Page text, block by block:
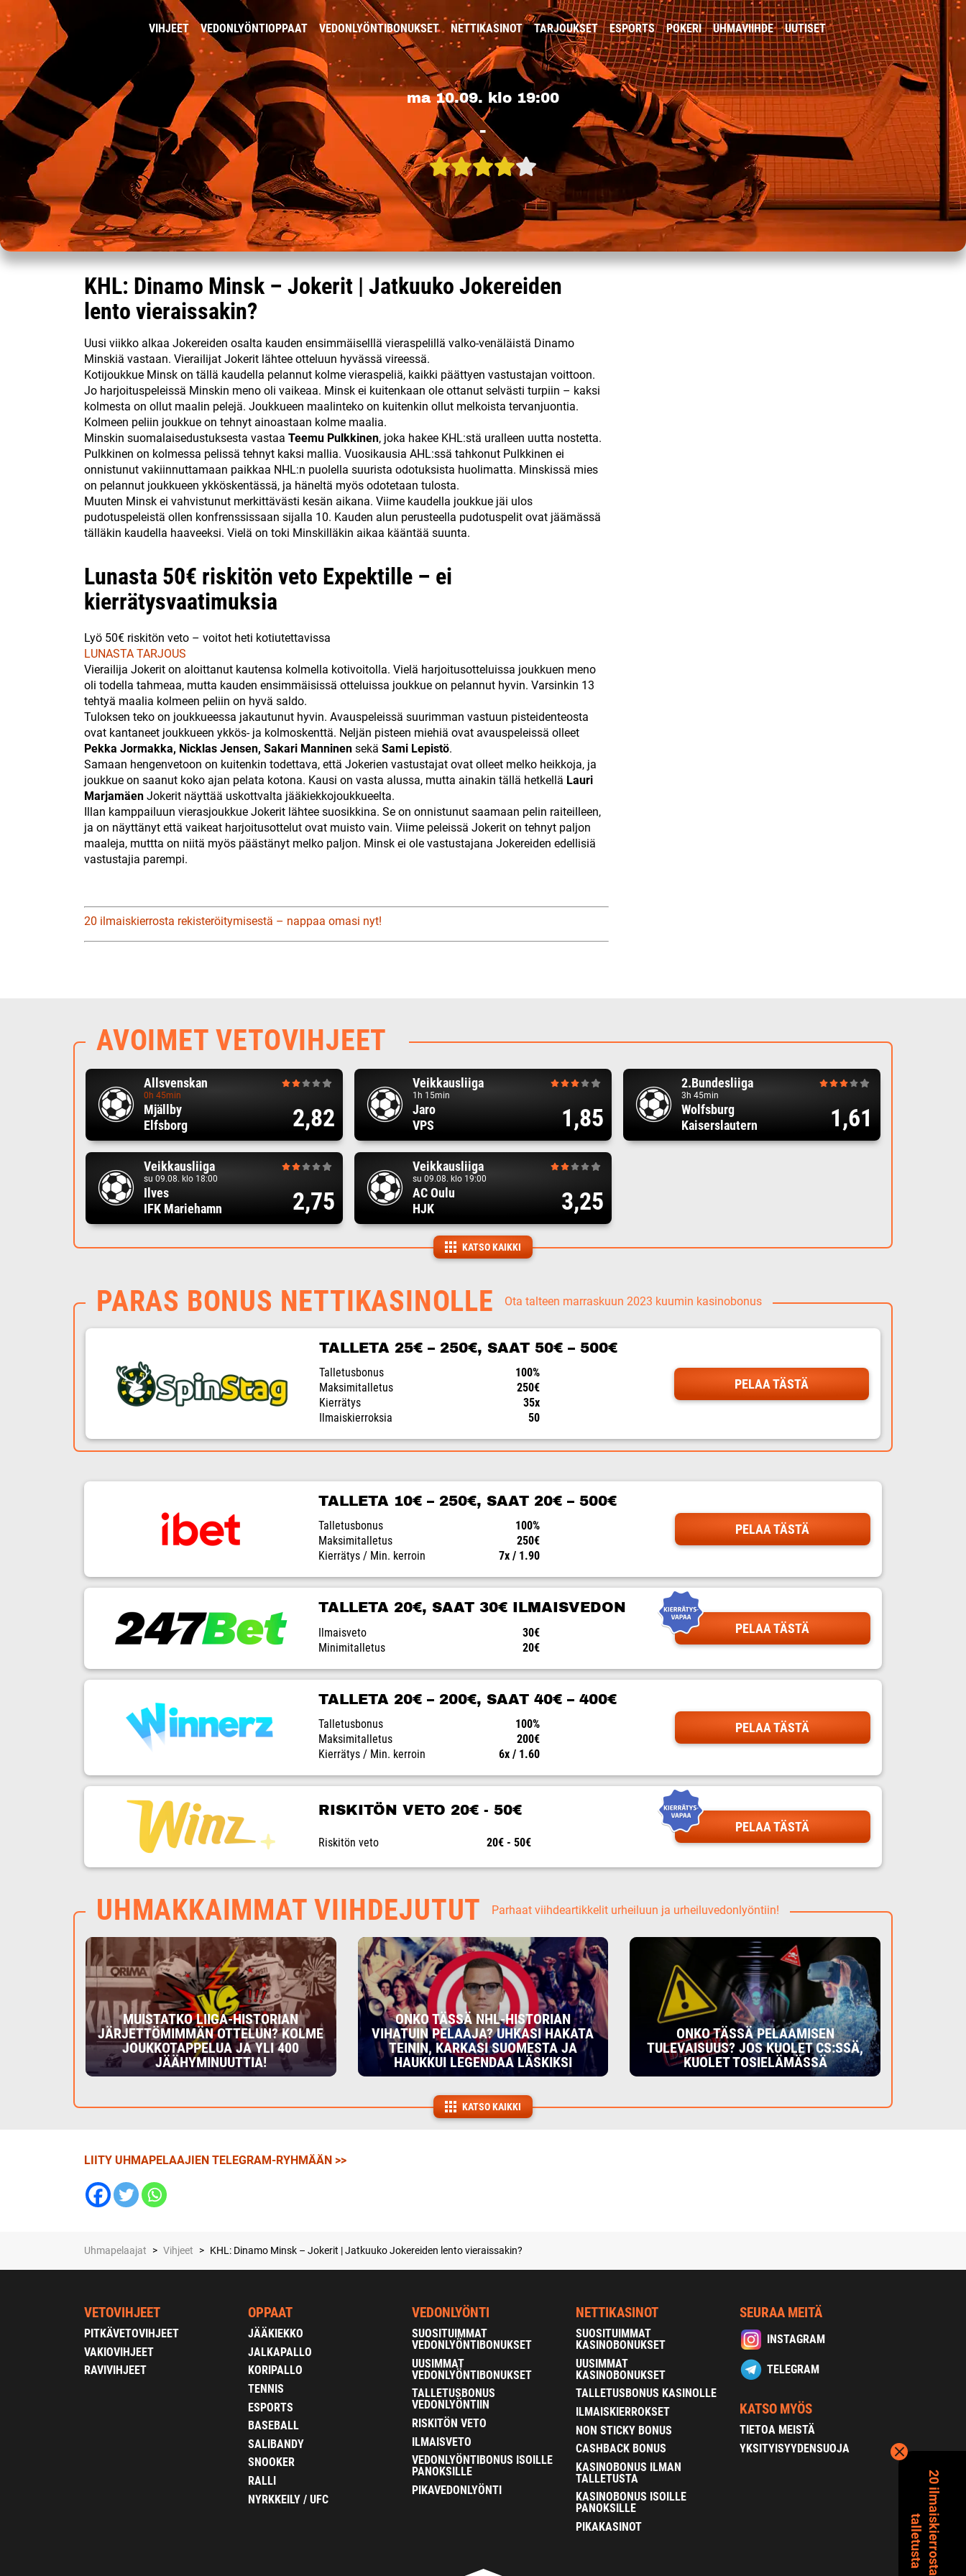
VIHJEET VEDONLYÖNTIOPPAAT VEDONLYÖNTIBONUKSET NETTIKASINOT TARJOUKSET ESPORTS POKERI UHMAVIIHDE UUTISET
ma 10.09. klo 19:00
-
KHL: Dinamo Minsk – Jokerit | Jatkuuko Jokereiden
lento vieraissakin?
Uusi viikko alkaa Jokereiden osalta kauden ensimmäiselllä vieraspelillä valko-venäläistä Dinamo
Minskiä vastaan. Vierailijat Jokerit lähtee otteluun hyvässä vireessä.
Kotijoukkue Minsk on tällä kaudella pelannut kolme vieraspeliä, kaikki päättyen vastustajan voittoon.
Jo harjoituspeleissä Minskin meno oli vaikeaa. Minsk ei kuitenkaan ole ottanut selvästi turpiin – kaksi
kolmesta on ollut maalin pelejä. Joukkueen maalinteko on kuitenkin ollut melkoista tervanjuontia.
Kolmeen peliin joukkue on tehnyt ainoastaan kolme maalia.
Minskin suomalaisedustuksesta vastaa Teemu Pulkkinen, joka hakee KHL:stä uralleen uutta nostetta.
Pulkkinen on kolmessa pelissä tehnyt kaksi mallia. Vuosikausia AHL:ssä tahkonut Pulkkinen ei
onnistunut vakiinnuttamaan paikkaa NHL:n puolella suurista odotuksista huolimatta. Minskissä mies
on pelannut joukkueen ykköskentässä, ja häneltä myös odotetaan tulosta.
Muuten Minsk ei vahvistunut merkittävästi kesän aikana. Viime kaudella joukkue jäi ulos
pudotuspeleistä ollen konfrenssissaan sijalla 10. Kauden alun perusteella pudotuspelit ovat jäämässä
tälläkin kaudella haaveeksi. Vielä on toki Minskilläkin aikaa kääntää suunta.
Lunasta 50€ riskitön veto Expektille – ei
kierrätysvaatimuksia
Lyö 50€ riskitön veto – voitot heti kotiutettavissa
LUNASTA TARJOUS
Vierailija Jokerit on aloittanut kautensa kolmella kotivoitolla. Vielä harjoitusotteluissa joukkuen meno
oli todella tahmeaa, mutta kauden ensimmäisissä otteluissa joukkue on pelannut hyvin. Varsinkin 13
tehtyä maalia kolmeen peliin on hyvä saldo.
Tuloksen teko on joukkueessa jakautunut hyvin. Avauspeleissä suurimman vastuun pisteidenteosta
ovat kantaneet joukkueen ykkös- ja kolmoskenttä. Neljän pisteen miehiä ovat avauspeleissä olleet
Pekka Jormakka, Nicklas Jensen, Sakari Manninen sekä Sami Lepistö.
Samaan hengenvetoon on kuitenkin todettava, että Jokerien vastustajat ovat olleet melko heikkoja, ja
joukkue on saanut koko ajan pelata kotona. Kausi on vasta alussa, mutta ainakin tällä hetkellä Lauri
Marjamäen Jokerit näyttää uskottvalta jääkiekkojoukkueelta.
Illan kamppailuun vierasjoukkue Jokerit lähtee suosikkina. Se on onnistunut saamaan pelin raiteilleen,
ja on näyttänyt että vaikeat harjoitusottelut ovat muisto vain. Viime peleissä Jokerit on tehnyt paljon
maaleja, muttta on niitä myös päästänyt melko paljon. Minsk ei ole vastustajana Jokereiden edellisiä
vastustajia parempi.
20 ilmaiskierrosta rekisteröitymisestä – nappaa omasi nyt!
AVOIMET VETOVIHJEET
Allsvenskan
0h 45min
Mjällby
Elfsborg
2,82
Veikkausliiga
1h 15min
Jaro
VPS
1,85
2.Bundesliiga
3h 45min
Wolfsburg
Kaiserslautern
1,61
Veikkausliiga
su 09.08. klo 18:00
Ilves
IFK Mariehamn
2,75
Veikkausliiga
su 09.08. klo 19:00
AC Oulu
HJK
3,25
KATSO KAIKKI
PARAS BONUS NETTIKASINOLLE Ota talteen marraskuun 2023 kuumin kasinobonus
TALLETA 25€ – 250€, SAAT 50€ – 500€
Talletusbonus
100%
Maksimitalletus
250€
Kierrätys
35x
Ilmaiskierroksia
50
PELAA TÄSTÄ
TALLETA 10€ – 250€, SAAT 20€ – 500€
Talletusbonus
100%
Maksimitalletus
250€
Kierrätys / Min. kerroin
7x / 1.90
PELAA TÄSTÄ
TALLETA 20€, SAAT 30€ ILMAISVEDON
Ilmaisveto
30€
Minimitalletus
20€
PELAA TÄSTÄ
TALLETA 20€ – 200€, SAAT 40€ – 400€
Talletusbonus
100%
Maksimitalletus
200€
Kierrätys / Min. kerroin
6x / 1.60
PELAA TÄSTÄ
RISKITÖN VETO 20€ - 50€
Riskitön veto 20€ - 50€
PELAA TÄSTÄ
UHMAKKAIMMAT VIIHDEJUTUT Parhaat viihdeartikkelit urheiluun ja urheiluvedonlyöntiin!
MUISTATKO LIIGA-HISTORIAN
JÄRJETTÖMIMMÄN OTTELUN? KOLME
JOUKKOTAPPELUA JA YLI 400
JÄÄHYMINUUTTIA!
ONKO TÄSSÄ NHL-HISTORIAN
VIHATUIN PELAAJA? UHKASI HAKATA
TEININ, KARKASI SUOMESTA JA
HAUKKUI LEGENDAA LÄSKIKSI
ONKO TÄSSÄ PELAAMISEN
TULEVAISUUS? JOS KUOLET CS:SSÄ,
KUOLET TOSIELÄMÄSSÄ
KATSO KAIKKI
LIITY UHMAPELAAJIEN TELEGRAM-RYHMÄÄN >>
Uhmapelaajat > Vihjeet > KHL: Dinamo Minsk – Jokerit | Jatkuuko Jokereiden lento vieraissakin?
VETOVIHJEET
PITKÄVETOVIHJEET
VAKIOVIHJEET
RAVIVIHJEET
OPPAAT
JÄÄKIEKKO
JALKAPALLO
KORIPALLO
TENNIS
ESPORTS
BASEBALL
SALIBANDY
SNOOKER
RALLI
NYRKKEILY / UFC
VEDONLYÖNTI
SUOSITUIMMAT
VEDONLYÖNTIBONUKSET
UUSIMMAT
VEDONLYÖNTIBONUKSET
TALLETUSBONUS
VEDONLYÖNTIIN
RISKITÖN VETO
ILMAISVETO
VEDONLYÖNTIBONUS ISOILLE
PANOKSILLE
PIKAVEDONLYÖNTI
NETTIKASINOT
SUOSITUIMMAT
KASINOBONUKSET
UUSIMMAT
KASINOBONUKSET
TALLETUSBONUS KASINOLLE
ILMAISKIERROKSET
NON STICKY BONUS
CASHBACK BONUS
KASINOBONUS ILMAN
TALLETUSTA
KASINOBONUS ISOILLE
PANOKSILLE
PIKAKASINOT
SEURAA MEITÄ
INSTAGRAM
TELEGRAM
KATSO MYÖS
TIETOA MEISTÄ
YKSITYISYYDENSUOJA
2
0
i
l
m
a
is
k
i
e
r
r
o
s
t
a
i
l
m
a
n
ta
l
l
e
t
u
s
t
a